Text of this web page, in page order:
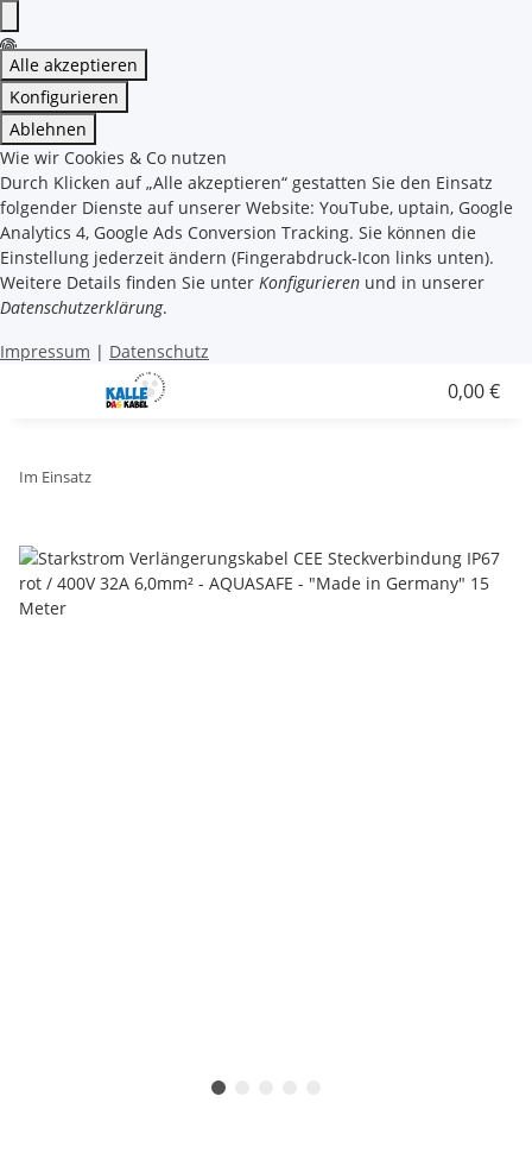
Alle akzeptieren
Konfigurieren
Ablehnen
Wie wir Cookies & Co nutzen
Durch Klicken auf „Alle akzeptieren“ gestatten Sie den Einsatz
folgender Dienste auf unserer Website: YouTube, uptain, Google
Analytics 4, Google Ads Conversion Tracking. Sie können die
Einstellung jederzeit ändern (Fingerabdruck-Icon links unten).
Weitere Details finden Sie unter Konfigurieren und in unserer
Datenschutzerklärung.
Impressum | Datenschutz
0,00 €
Im Einsatz